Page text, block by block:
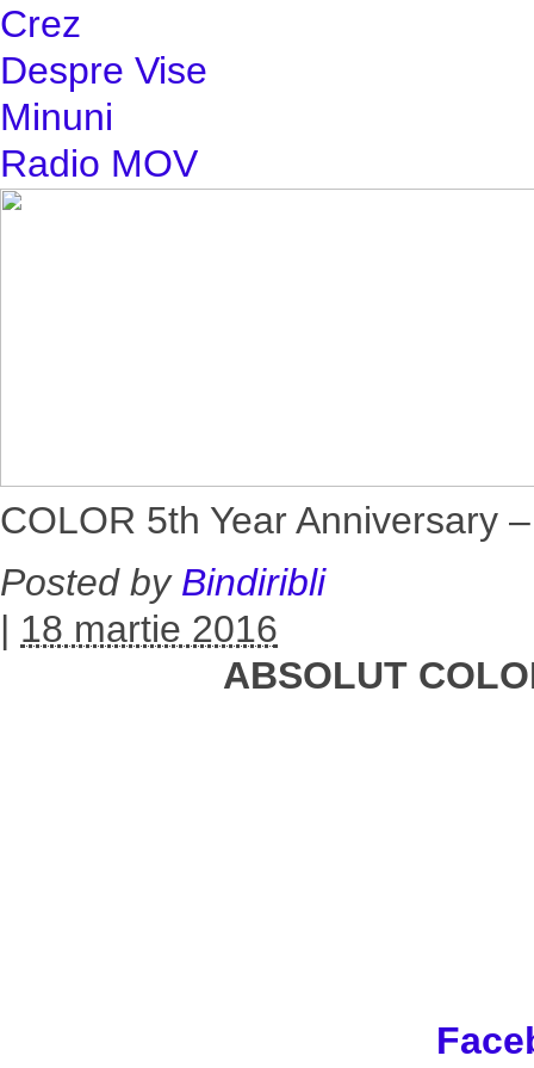
Crez
Despre Vise
Minuni
Radio MOV
COLOR 5th Year Anniversary
Posted by Bindiribli
| 18 martie 2016
ABSOLUT